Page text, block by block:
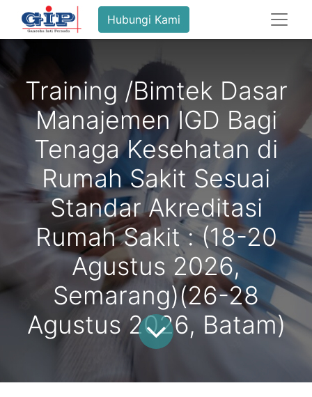
Hubungi Kami
Training /Bimtek Dasar
Manajemen IGD Bagi
Tenaga Kesehatan di
Rumah Sakit Sesuai
Standar Akreditasi
Rumah Sakit : (18-20
Agustus 2026,
Semarang)(26-28
Agustus 2026, Batam)